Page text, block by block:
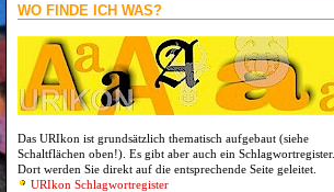
WO FINDE ICH WAS?
Das URIkon ist grundsätzlich thematisch aufgebaut (siehe
Schaltflächen oben!). Es gibt aber auch ein Schlagwortregister.
Dort werden Sie direkt auf die entsprechende Seite geleitet.
URIkon Schlagwortregister